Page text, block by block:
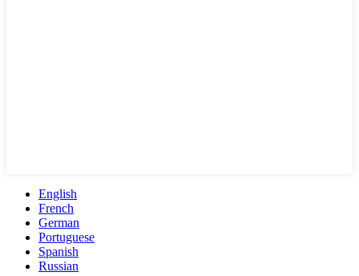
English
French
German
Portuguese
Spanish
Russian